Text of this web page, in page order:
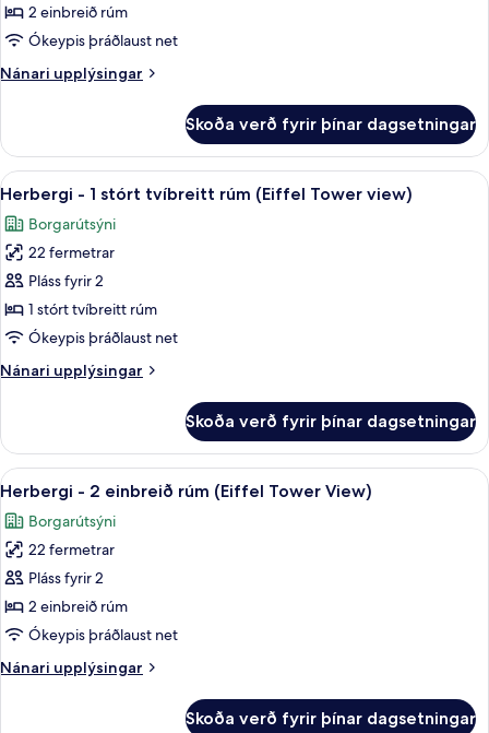
-
2
rúm
View,
Deluxe)
2 einbreið rúm
Ókeypis þráðlaust net
Nánari upplýsingar
Nánari
-
einbreið
(Eiffel
Tower
Deluxe)
Skoða verð fyrir þínar dagsetningar
Skoða
allar
myndir
fyrir
Herbergi
-
1
tvíbreitt
Tower
view)
Herbergi - 1 stórt tvíbreitt rúm
6
Herbergi - 1 stórt tvíbreitt rúm (Eiffel Tower view)
Borgarútsýni
22 fermetrar
Pláss fyrir 2
1 stórt tvíbreitt rúm
Ókeypis þráðlaust net
Nánari upplýsingar
Nánari
-
stórt
tvíbreitt
rúm
(Eiffel
view)
Skoða verð fyrir þínar dagsetningar
Skoða
allar
myndir
fyrir
Herbergi
-
2
rúm
Herbergi - 2 einbreið rúm (Eiffel
7
Herbergi - 2 einbreið rúm (Eiffel Tower View)
Borgarútsýni
22 fermetrar
Pláss fyrir 2
2 einbreið rúm
Ókeypis þráðlaust net
Nánari upplýsingar
Nánari
Skoða verð fyrir þínar dagsetningar